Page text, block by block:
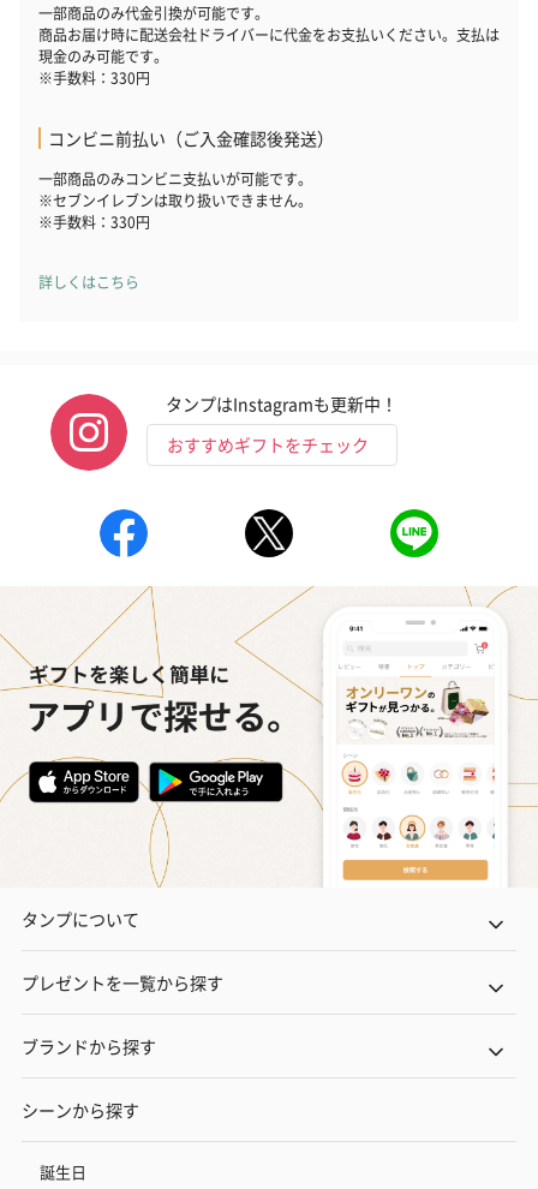
プレミアムビール イネ
ディット（712円）
実楽山田錦 特別純米
酒（655円）
ジョニ－ウ
ブラック１２
おつまみ・その他
お酒にぴったりのおつまみ・サプリを同梱してお届けいたしま
す。
いぶりがっことチーズ
ごろっとうまみ チーズ
ン）（981円）
一部商品のみ代金引換が可能です。
商品お届け時に配送会社ドライバーに代金をお支払いください。支払は
現金のみ可能です。
※手数料：330円
コンビニ前払い（ご入金確認後発送）
一部商品のみコンビニ支払いが可能です。
※セブンイレブンは取り扱いできません。
※手数料：330円
詳しくはこちら
タンプはInstagramも更新中！
おすすめギフトをチェック
タンプについて
プレゼントを一覧から探す
ブランドから探す
シーンから探す
誕生日